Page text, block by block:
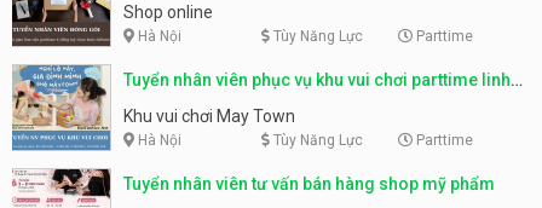
Shop online
Hà Nội Tùy Năng Lực Parttime
Tuyển nhân viên phục vụ khu vui chơi parttime linh
động
Khu vui chơi May Town
Hà Nội Tùy Năng Lực Parttime
Tuyển nhân viên tư vấn bán hàng shop mỹ phẩm